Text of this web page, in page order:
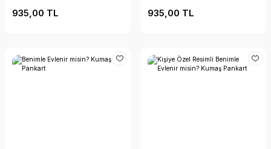
935,00 TL 935,00 TL